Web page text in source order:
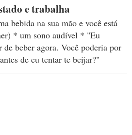
e trabalha
bebida na sua mão e você está
* um sono audível * "Eu
de beber agora. Você poderia por
de eu tentar te beijar?"